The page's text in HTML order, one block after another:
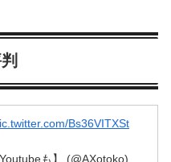
Bs36VITXSt
も】 (@AXotoko)